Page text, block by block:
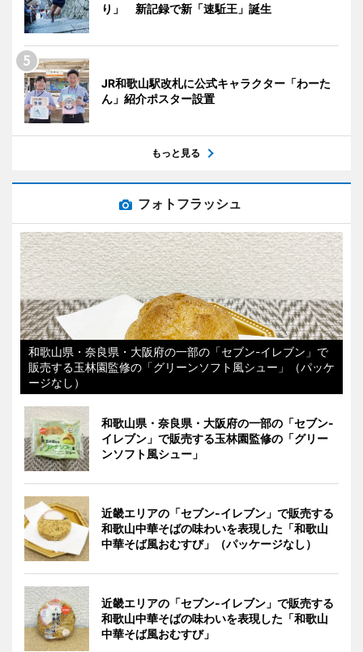
り」 新記録で新「速駈王」誕生
JR和歌山駅改札に公式キャラクター「わーた
ん」紹介ポスター設置
もっと見る
フォトフラッシュ
和歌山県・奈良県・大阪府の一部の「セブン-イレブン」で
販売する玉林園監修の「グリーンソフト風シュー」（パッケ
ージなし）
和歌山県・奈良県・大阪府の一部の「セブン-
イレブン」で販売する玉林園監修の「グリー
ンソフト風シュー」
近畿エリアの「セブン-イレブン」で販売する
和歌山中華そばの味わいを表現した「和歌山
中華そば風おむすび」（パッケージなし）
近畿エリアの「セブン-イレブン」で販売する
和歌山中華そばの味わいを表現した「和歌山
中華そば風おむすび」